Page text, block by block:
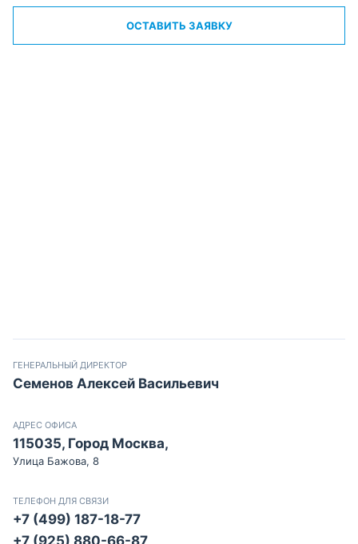
ОСТАВИТЬ ЗАЯВКУ
ГЕНЕРАЛЬНЫЙ ДИРЕКТОР
Семенов Алексей Васильевич
АДРЕС ОФИСА
115035, Город Москва,
Улица Бажова, 8
ТЕЛЕФОН ДЛЯ СВЯЗИ
+7 (499) 187-18-77
+7 (925) 880-66-87